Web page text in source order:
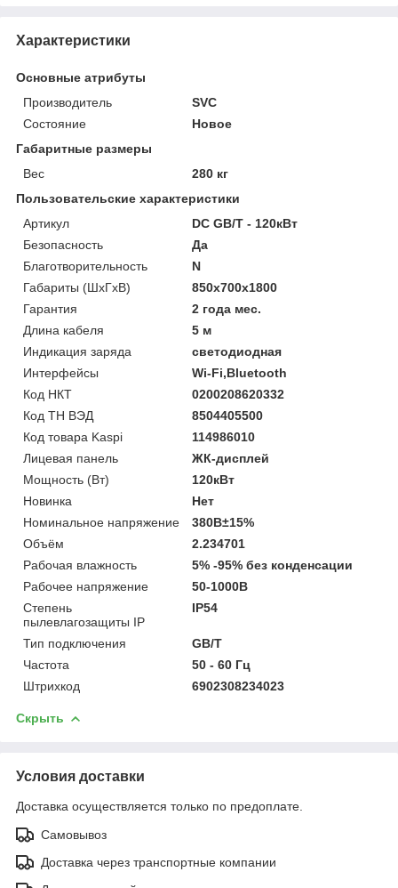
Характеристики
Основные атрибуты
Производитель
SVC
Состояние
Новое
Габаритные размеры
Вес
280 кг
Пользовательские характеристики
Артикул
DC GB/T - 120кВт
Безопасность
Да
Благотворительность
N
Габариты (ШхГхВ)
850х700х1800
Гарантия
2 года мес.
Длина кабеля
5 м
Индикация заряда
светодиодная
Интерфейсы
Wi-Fi,Bluetooth
Код НКТ
0200208620332
Код ТН ВЭД
8504405500
Код товара Kaspi
114986010
Лицевая панель
ЖК-дисплей
Мощность (Bт)
120кВт
Новинка
Нет
Номинальное напряжение
380В±15%
Объём
2.234701
Рабочая влажность
5% -95% без конденсации
Рабочее напряжение
50-1000В
Степень
пылевлагозащиты IP
IP54
Тип подключения
GB/T
Частота
50 - 60 Гц
Штрихкод
6902308234023
Скрыть
Условия доставки
Доставка осуществляется только по предоплате.
Самовывоз
Доставка через транспортные компании